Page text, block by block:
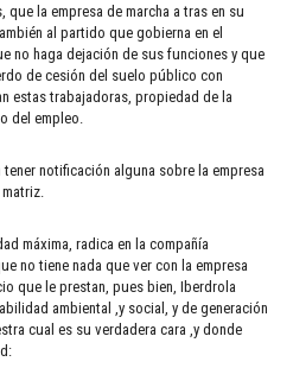
la empresa de marcha a tras en su
al partido que gobierna en el
no haga dejación de sus funciones y que
de cesión del suelo público con
estas trabajadoras, propiedad de la
del empleo.
notificación alguna sobre la empresa
máxima, radica en la compañía
no tiene nada que ver con la empresa
que le prestan, pues bien, Iberdrola
ambiental ,y social, y de generación
cual es su verdadera cara ,y donde